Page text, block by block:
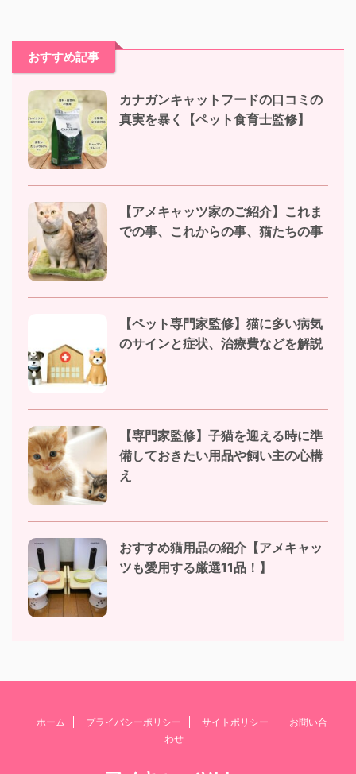
おすすめ記事
カナガンキャットフードの口コミの
真実を暴く【ペット食育士監修】
【アメキャッツ家のご紹介】これま
での事、これからの事、猫たちの事
【ペット専門家監修】猫に多い病気
のサインと症状、治療費などを解説
【専門家監修】子猫を迎える時に準
備しておきたい用品や飼い主の心構
え
おすすめ猫用品の紹介【アメキャッ
ツも愛用する厳選11品！】
ホーム プライバシーポリシー サイトポリシー
お問い合
わせ